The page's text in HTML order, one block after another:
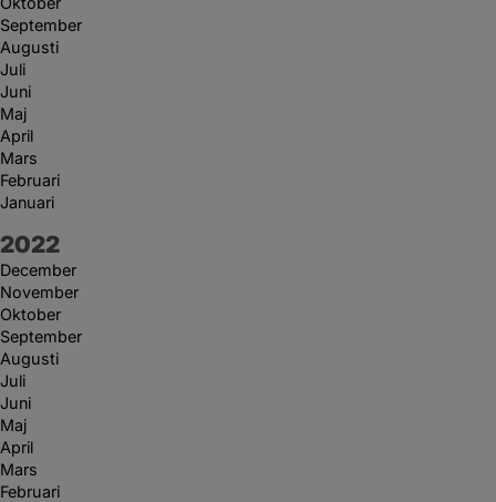
September
Augusti
Juli
Juni
Maj
April
Mars
Februari
Januari
År:
2022
December
November
Oktober
September
Augusti
Juli
Juni
Maj
April
Mars
Februari